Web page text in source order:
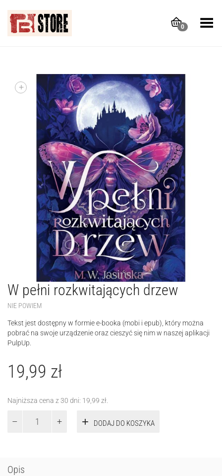
0
Toggle Menu
+
W pełni rozkwitających drzew
NIE POWIEM
Tekst jest dostępny w formie e-booka (mobi i epub), który można
pobrać na swoje urządzenie oraz cieszyć się nim w naszej aplikacji
PulpUp.
19,99 zł
Najniższa cena z 30 dni: 19,99 zł
DODAJ DO KOSZYKA
Opis